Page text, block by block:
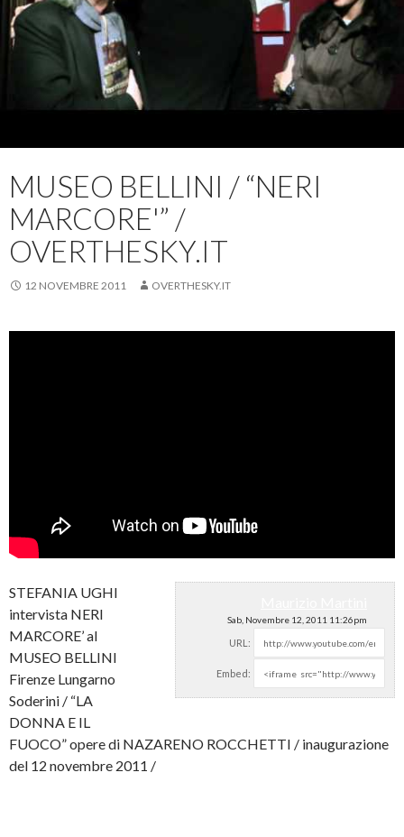
MUSEO BELLINI / “NERI
MARCORE'” /
OVERTHESKY.IT
12 NOVEMBRE 2011 OVERTHESKY.IT
Sab, Novembre 12, 2011 11:26pm
URL:
Embed:
STEFANIA UGHI
intervista NERI
MARCORE’ al
MUSEO BELLINI
Firenze Lungarno
Soderini / “LA
DONNA E IL
FUOCO” opere di NAZARENO ROCCHETTI / inaugurazione
del 12 novembre 2011 /